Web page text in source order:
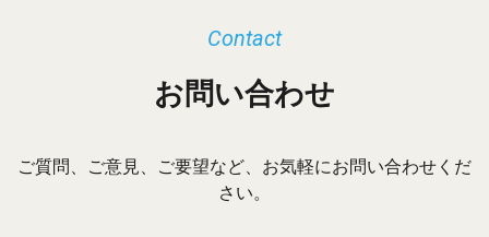
お問い合わせ
Contact
ご質問、ご意見、ご要望など、お気軽にお問い合わせくだ
さい。